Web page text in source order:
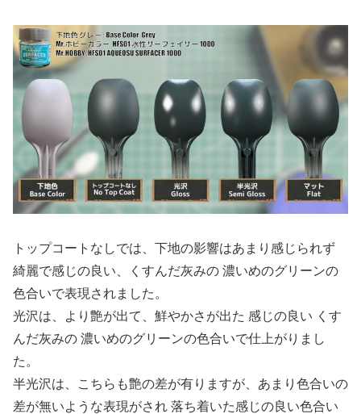
トップコートなしでは、下地の影響はあまり感じられず
綺麗で感じの良い、くすんだ灰みの 濃いめのグリーンの
色合いで表現されました。
光沢は、より艶が出て、鮮やかさが出た 感じの良い くす
んだ灰みの 濃いめのグリーンの色合いで仕上がりまし
た。
半光沢は、こちらも艶の差が有りますが、あまり色合いの
差が無いような表現がされ 落ち着いた感じの良い色合い